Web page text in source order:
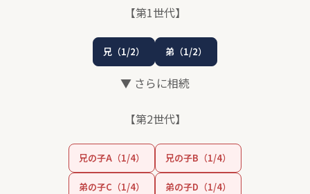
【第1世代】
兄（1/2） 弟（1/2）
▼ さらに相続
【第2世代】
兄の子A（1/4） 兄の子B（1/4）
弟の子C（1/4） 弟の子D（1/4）